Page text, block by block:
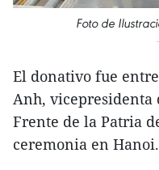
Foto de
El donativo fue
Anh, vicepresidenta
Frente de la Patria
ceremonia en Hanoi.